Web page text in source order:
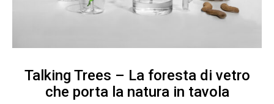
Talking Trees – La foresta di vetro
che porta la natura in tavola